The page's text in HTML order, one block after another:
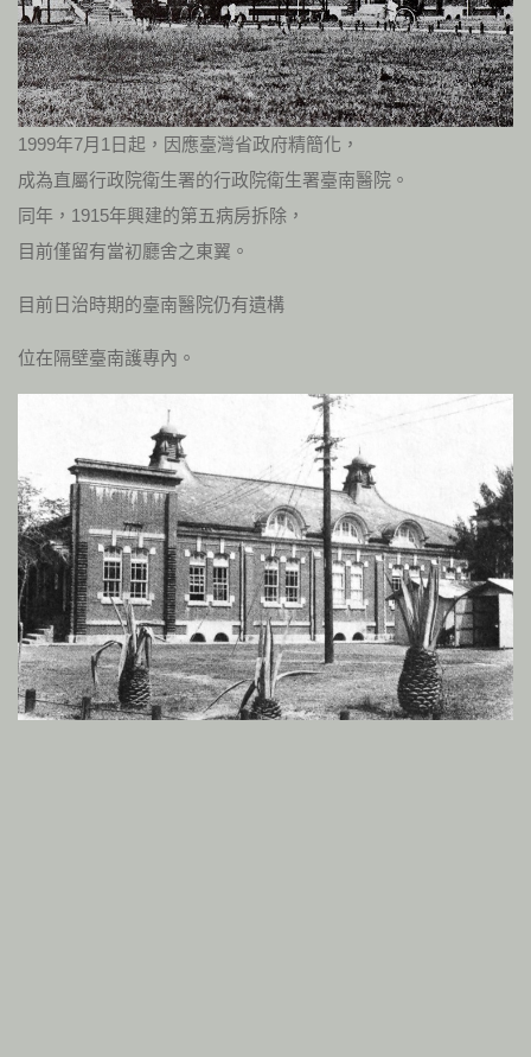
1999年7月1日起，因應臺灣省政府精簡化，
成為直屬行政院衛生署的行政院衛生署臺南醫院。
同年，1915年興建的第五病房拆除，
目前僅留有當初廳舍之東翼。
目前日治時期的臺南醫院仍有遺構
位在隔壁臺南護專內。